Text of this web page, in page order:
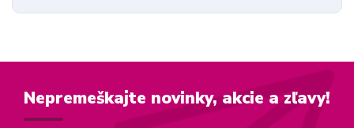
Nepremeškajte novinky, akcie a zľavy!